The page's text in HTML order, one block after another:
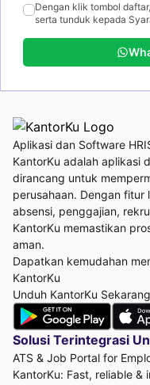
Dengan klik tombol
serta tunduk kepada
Aplikasi dan Software
KantorKu adalah aplikasi
dirancang untuk
perusahaan. Dengan
absensi, penggajian,
KantorKu memastikan
aman.
Dapatkan kemudahan
KantorKu
Unduh KantorKu Sekarang
Solusi Terintegrasi
ATS & Job Portal for
KantorKu: Fast, reliable &